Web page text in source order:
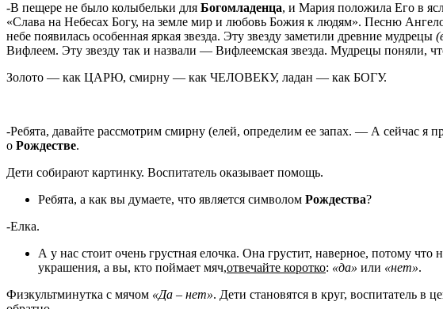
-В пещере не было колыбельки для Богомладенца, и Мария положила Его в
«Слава на Небесах Богу, на земле мир и любовь Божия к людям». Песню
небе появилась особенная яркая звезда. Эту звезду заметили древние мудрецы
Вифлеем. Эту звезду так и назвали — Вифлеемская звезда. Мудрецы поняли,
Золото — как ЦАРЮ, смирну — как ЧЕЛОВЕКУ, ладан — как БОГУ.
-Ребята, давайте рассмотрим смирну (елей, определим ее запах. — А сейчас я
о Рождестве.
Дети собирают картинку. Воспитатель оказывает помощь.
Ребята, а как вы думаете, что является символом Рождества?
-Елка.
А у нас стоит очень грустная елочка. Она грустит, наверное, потому
украшения, а вы, кто поймает мяч,отвечайте коротко: «да» или «нет».
Физкультминутка с мячом «Да – нет». Дети становятся в круг, воспитатель в